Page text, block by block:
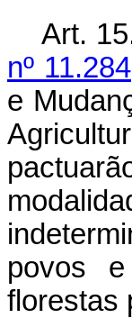
Art.
nº
e
povos
florestas